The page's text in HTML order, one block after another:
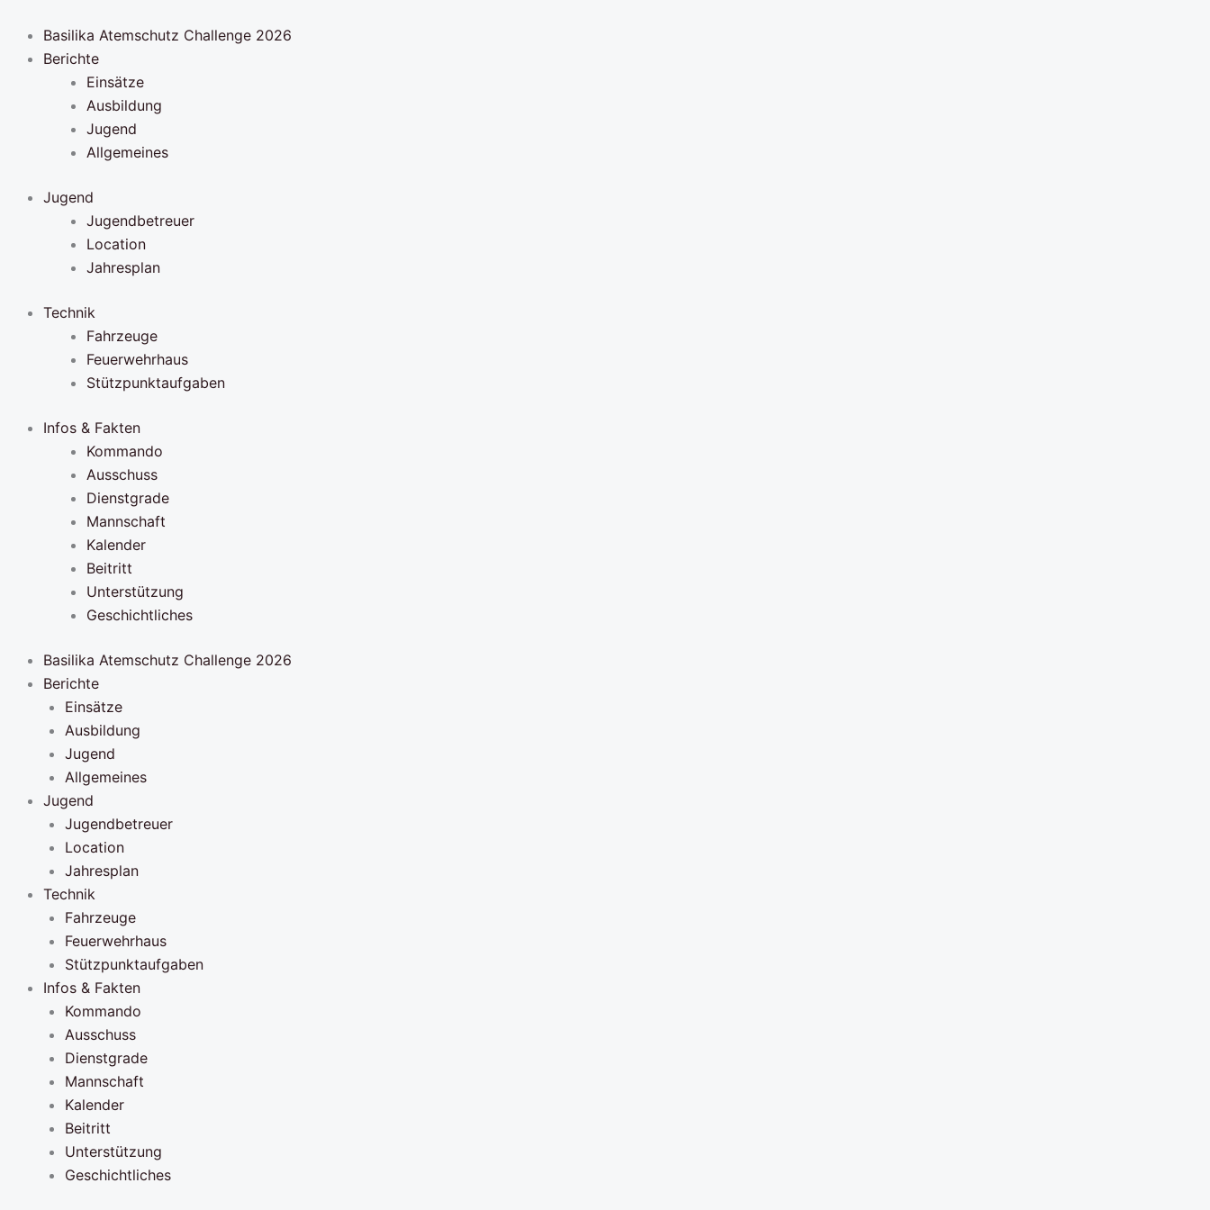
Inhalt
springen
Basilika Atemschutz Challenge 2026
Berichte
Einsätze
Ausbildung
Jugend
Allgemeines
Jugend
Jugendbetreuer
Location
Jahresplan
Technik
Fahrzeuge
Feuerwehrhaus
Stützpunktaufgaben
Infos & Fakten
Kommando
Ausschuss
Dienstgrade
Mannschaft
Kalender
Beitritt
Unterstützung
Geschichtliches
Basilika Atemschutz Challenge 2026
Berichte
Einsätze
Ausbildung
Jugend
Allgemeines
Jugend
Jugendbetreuer
Location
Jahresplan
Technik
Fahrzeuge
Feuerwehrhaus
Stützpunktaufgaben
Infos & Fakten
Kommando
Ausschuss
Dienstgrade
Mannschaft
Kalender
Beitritt
Unterstützung
Geschichtliches